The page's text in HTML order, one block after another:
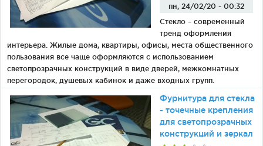
пн, 24/02/20 - 00:32
Стекло – современный
тренд оформления
интерьера. Жилые дома, квартиры, офисы, места общественного
пользования все чаще оформляются с использованием
светопрозрачных конструкций в виде дверей, межкомнатных
перегородок, душевых кабинок и даже входных групп.
Фурнитура для стекла
- точечные крепления
для светопрозрачных
конструкций и зеркал